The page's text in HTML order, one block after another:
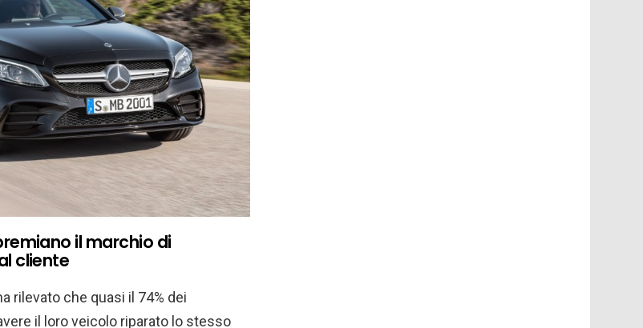
il marchio di
cliente
rilevato che quasi il 74% dei
il loro veicolo riparato lo stesso